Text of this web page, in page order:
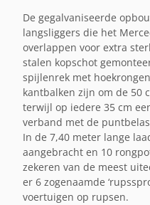
De gegalvaniseerde
langsliggers die het
overlappen voor extra
stalen kopschot
spijlenrek met
kantbalken zijn om de 50
terwijl op iedere 35 cm
verband met de
In de 7,40 meter lange
aangebracht en 10
zekeren van de meest
er 6 zogenaamde
voertuigen op rupsen.